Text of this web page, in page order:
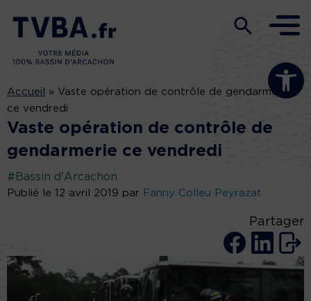
Ouvrir la
Accueil » Vaste opération de contrôle de gendarmerie
ce vendredi
Vaste opération de contrôle de
gendarmerie ce vendredi
#Bassin d'Arcachon
Publié le 12 avril 2019 par Fanny Colleu Peyrazat
Partager